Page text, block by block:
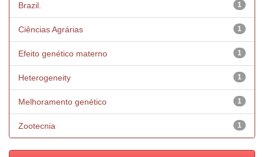
1
Brazil.
1
Ciências Agrárias
1
Efeito genético materno
1
Heterogeneity
1
Melhoramento genético
1
Zootecnia